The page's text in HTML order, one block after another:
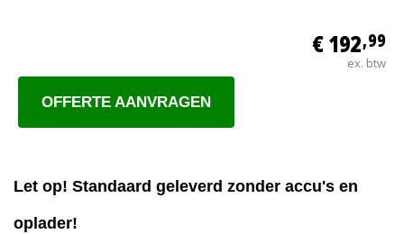
€ 192,99
ex. btw
OFFERTE AANVRAGEN
Let op! Standaard geleverd zonder accu's en
oplader!